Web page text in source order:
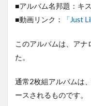
■アルバム名邦題：キ
■動画リンク：
「Just
このアルバムは、アナ
た。
通常2枚組アルバムは
ースされるものです。